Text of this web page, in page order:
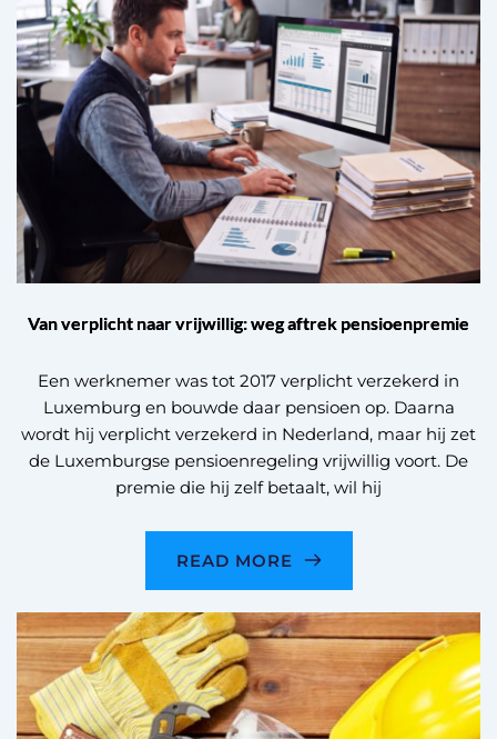
Van verplicht naar vrijwillig: weg aftrek pensioenpremie
Een werknemer was tot 2017 verplicht verzekerd in
Luxemburg en bouwde daar pensioen op. Daarna
wordt hij verplicht verzekerd in Nederland, maar hij zet
de Luxemburgse pensioenregeling vrijwillig voort. De
premie die hij zelf betaalt, wil hij
READ MORE